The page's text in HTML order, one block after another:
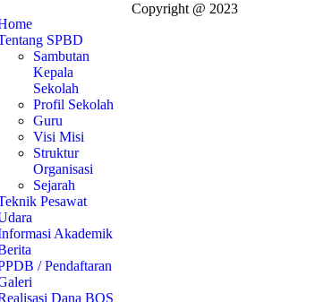
SPBD
Sambutan
Kepala
Sekolah
Profil Sekolah
Guru
Visi Misi
Struktur
Organisasi
Sejarah
Pesawat
Akademik
/ Pendaftaran
Dana BOS
Copyright @ 2023